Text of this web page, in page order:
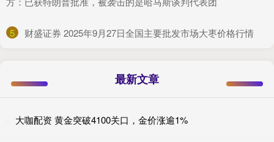
5 ​财盛证券 2025年9月27日全国主要批发市场大枣价格行情
最新文章
大咖配资 黄金突破4100关口，金价涨逾1%